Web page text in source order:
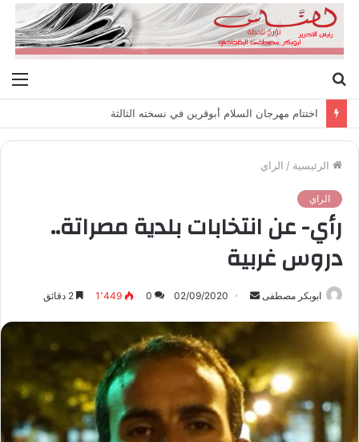
عن
اختتام مهرجان السلام أبوقرين في نسخته الثالثة
الرئيسية / الراي
الراي
رأي- عن انتخابات بلدية مصراتة..
دروس غربية
ابوبكر مصطفى
س
ر
ي
د
02/09/2020
0 1٬449